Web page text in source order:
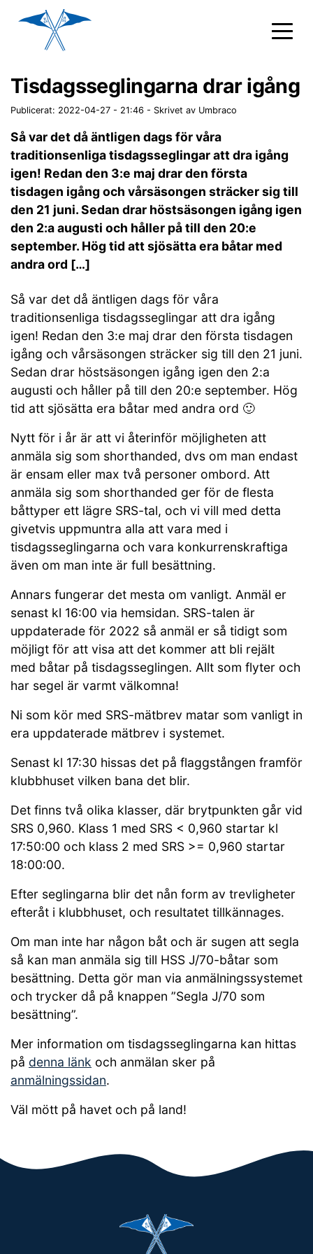
Tisdagsseglingarna drar igång
Publicerat: 2022-04-27 - 21:46 - Skrivet av Umbraco
Så var det då äntligen dags för våra
traditionsenliga tisdagsseglingar att dra igång
igen! Redan den 3:e maj drar den första
tisdagen igång och vårsäsongen sträcker sig till
den 21 juni. Sedan drar höstsäsongen igång igen
den 2:a augusti och håller på till den 20:e
september. Hög tid att sjösätta era båtar med
andra ord […]
Så var det då äntligen dags för våra
traditionsenliga tisdagsseglingar att dra igång
igen! Redan den 3:e maj drar den första tisdagen
igång och vårsäsongen sträcker sig till den 21 juni.
Sedan drar höstsäsongen igång igen den 2:a
augusti och håller på till den 20:e september. Hög
tid att sjösätta era båtar med andra ord 🙂
Nytt för i år är att vi återinför möjligheten att
anmäla sig som shorthanded, dvs om man endast
är ensam eller max två personer ombord. Att
anmäla sig som shorthanded ger för de flesta
båttyper ett lägre SRS-tal, och vi vill med detta
givetvis uppmuntra alla att vara med i
tisdagsseglingarna och vara konkurrenskraftiga
även om man inte är full besättning.
Annars fungerar det mesta om vanligt. Anmäl er
senast kl 16:00 via hemsidan. SRS-talen är
uppdaterade för 2022 så anmäl er så tidigt som
möjligt för att visa att det kommer att bli rejält
med båtar på tisdagsseglingen. Allt som flyter och
har segel är varmt välkomna!
Ni som kör med SRS-mätbrev matar som vanligt in
era uppdaterade mätbrev i systemet.
Senast kl 17:30 hissas det på flaggstången framför
klubbhuset vilken bana det blir.
Det finns två olika klasser, där brytpunkten går vid
SRS 0,960. Klass 1 med SRS < 0,960 startar kl
17:50:00 och klass 2 med SRS >= 0,960 startar
18:00:00.
Efter seglingarna blir det nån form av trevligheter
efteråt i klubbhuset, och resultatet tillkännages.
Om man inte har någon båt och är sugen att segla
så kan man anmäla sig till HSS J/70-båtar som
besättning. Detta gör man via anmälningssystemet
och trycker då på knappen ”Segla J/70 som
besättning”.
Mer information om tisdagsseglingarna kan hittas
på denna länk och anmälan sker på
anmälningssidan.
Väl mött på havet och på land!